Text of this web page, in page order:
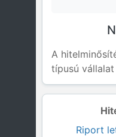
Riport
A
típusú vállalat